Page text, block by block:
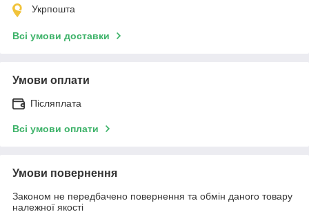
Укрпошта
Всі умови доставки
Умови оплати
Післяплата
Всі умови оплати
Умови повернення
Законом не передбачено повернення та обмін даного товару
належної якості